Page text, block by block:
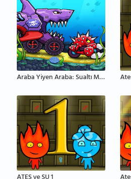
Araba Yiyen Araba: Sualtı Macerası